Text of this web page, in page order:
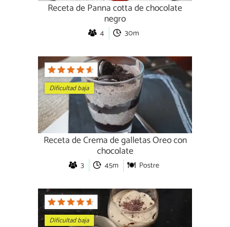
Receta de Panna cotta de chocolate
negro
4 30m
Dificultad baja
Receta de Crema de galletas Oreo con
chocolate
3 45m Postre
Dificultad baja